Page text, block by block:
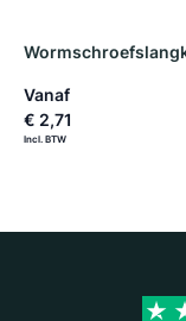
Vanaf
€ 2,71